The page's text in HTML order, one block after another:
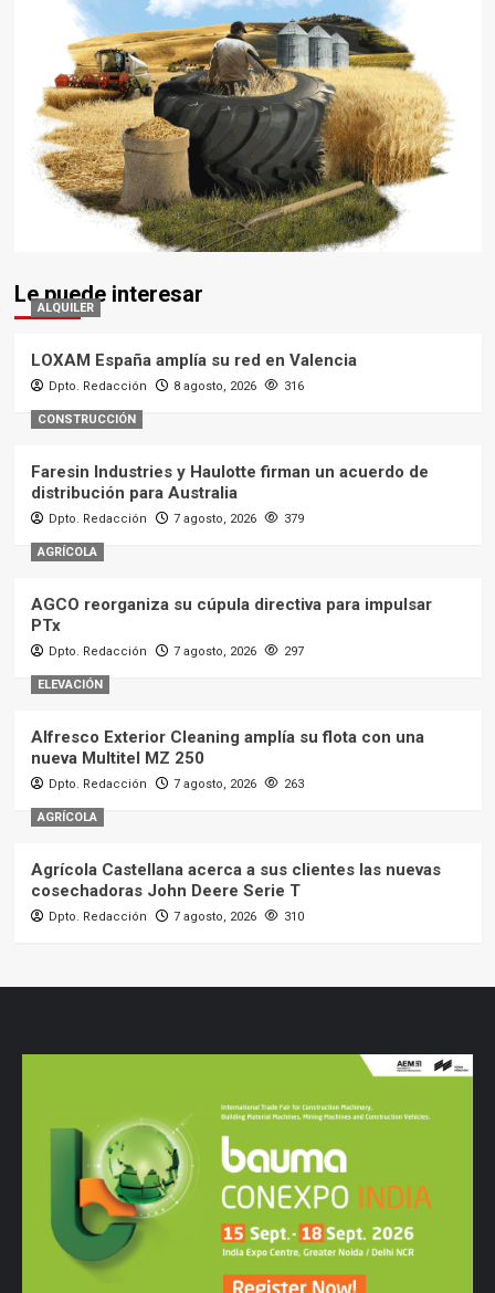
Le puede interesar
ALQUILER
LOXAM España amplía su red en Valencia
Dpto. Redacción 8 agosto, 2026 316
CONSTRUCCIÓN
Faresin Industries y Haulotte firman un acuerdo de
distribución para Australia
Dpto. Redacción 7 agosto, 2026 379
AGRÍCOLA
AGCO reorganiza su cúpula directiva para impulsar
PTx
Dpto. Redacción 7 agosto, 2026 297
ELEVACIÓN
Alfresco Exterior Cleaning amplía su flota con una
nueva Multitel MZ 250
Dpto. Redacción 7 agosto, 2026 263
AGRÍCOLA
Agrícola Castellana acerca a sus clientes las nuevas
cosechadoras John Deere Serie T
Dpto. Redacción 7 agosto, 2026 310